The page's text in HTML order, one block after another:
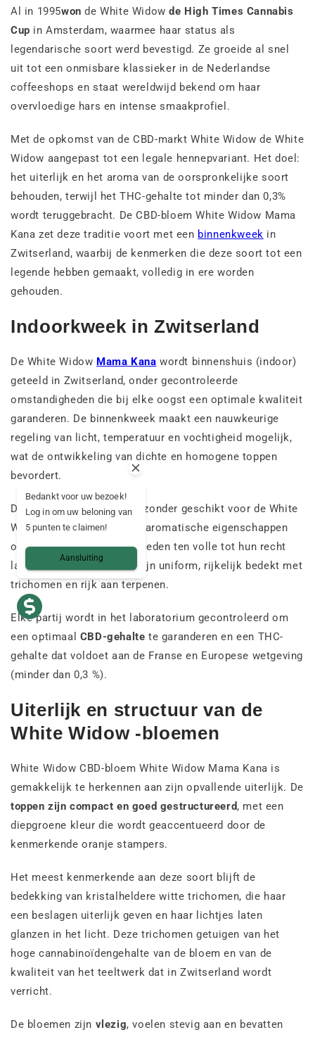
Al in 1995won de White Widowde High Times Cannabis
Cup in Amsterdam, waarmee haar status als
legendarische soort werd bevestigd. Ze groeide al snel
uit tot een onmisbare klassieker in de Nederlandse
coffeeshops en staat wereldwijd bekend om haar
overvloedige hars en intense smaakprofiel.
Met de opkomst van de CBD-markt White Widow de White
Widow aangepast tot een legale hennepvariant. Het doel:
het uiterlijk en het aroma van de oorspronkelijke soort
behouden, terwijl het THC-gehalte tot minder dan 0,3%
wordt teruggebracht. De CBD-bloem White Widow Mama
Kana zet deze traditie voort met een binnenkweek in
Zwitserland, waarbij de kenmerken die deze soort tot een
legende hebben gemaakt, volledig in ere worden
gehouden.
Indoorkweek in Zwitserland
De White Widow Mama Kana wordt binnenshuis (indoor)
geteeld in Zwitserland, onder gecontroleerde
omstandigheden die bij elke oogst een optimale kwaliteit
garanderen. De binnenkweek maakt een nauwkeurige
regeling van licht, temperatuur en vochtigheid mogelijk,
wat de ontwikkeling van dichte en homogene toppen
bevordert.
Deze kweekmethode is bijzonder geschikt voor de White
Widow, een soort die haar aromatische eigenschappen
onder stabiele omstandigheden ten volle tot hun recht
laat komen. De bloemen zijn uniform, rijkelijk bedekt met
trichomen en rijk aan terpenen.
Elke partij wordt in het laboratorium gecontroleerd om
een optimaal CBD-gehalte te garanderen en een THC-
gehalte dat voldoet aan de Franse en Europese wetgeving
(minder dan 0,3 %).
Uiterlijk en structuur van de
White Widow -bloemen
White Widow CBD-bloem White Widow Mama Kana is
gemakkelijk te herkennen aan zijn opvallende uiterlijk. De
toppen zijn compact en goed gestructureerd, met een
diepgroene kleur die wordt geaccentueerd door de
kenmerkende oranje stampers.
Het meest kenmerkende aan deze soort blijft de
bedekking van kristalheldere witte trichomen, die haar
een beslagen uiterlijk geven en haar lichtjes laten
glanzen in het licht. Deze trichomen getuigen van het
hoge cannabinoïdengehalte van de bloem en van de
kwaliteit van het teeltwerk dat in Zwitserland wordt
verricht.
De bloemen zijn vlezig, voelen stevig aan en bevatten
Bedankt voor uw bezoek!
Log in om uw beloning van
5 punten te claimen!
Aansluiting